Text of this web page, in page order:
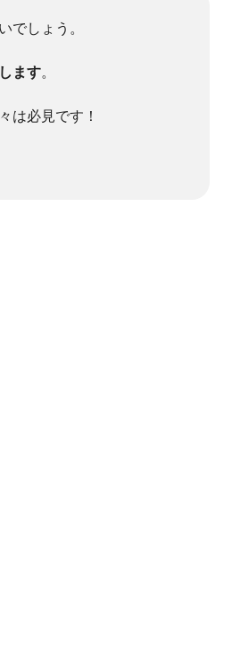
でしょう。
ます。
は必見です！